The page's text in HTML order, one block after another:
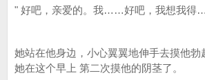
" 好吧，亲爱的。我……好吧，我想我
她站在他身边，小心翼翼地伸手去摸他勃
她在这个早上 第二次摸他的阴茎了。